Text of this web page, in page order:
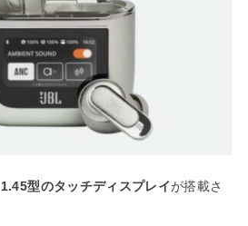
1.45型のタッチディスプレイが搭載さ